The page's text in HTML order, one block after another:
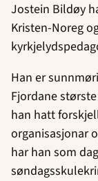
Jostein Bildøy
Kristen-Noreg
Han er
Fjordane
han hatt
organisasjonar
har han som